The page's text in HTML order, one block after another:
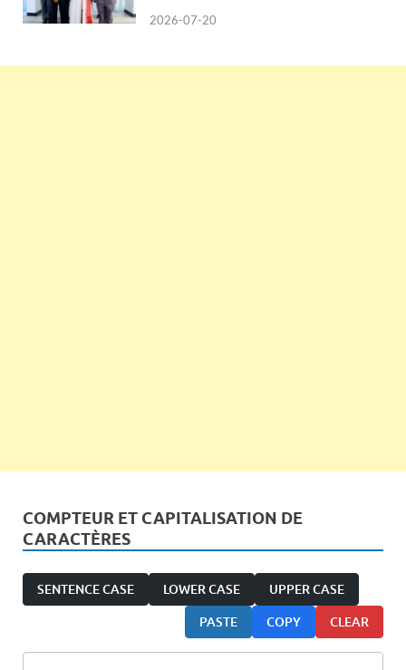
2026-07-20
COMPTEUR ET CAPITALISATION DE
CARACTÈRES
SENTENCE CASE LOWER CASE UPPER CASE
PASTE COPY CLEAR